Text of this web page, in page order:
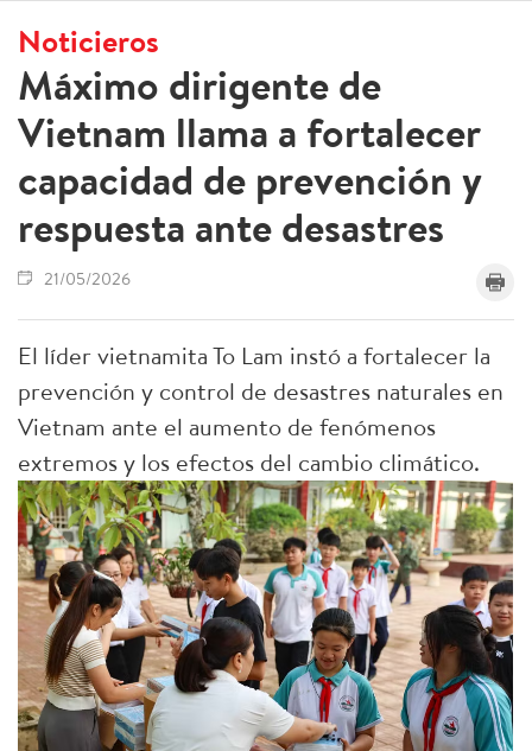
Noticieros
Máximo dirigente de
Vietnam llama a fortalecer
capacidad de prevención y
respuesta ante desastres
21/05/2026
El líder vietnamita To Lam instó a fortalecer la
prevención y control de desastres naturales en
Vietnam ante el aumento de fenómenos
extremos y los efectos del cambio climático.